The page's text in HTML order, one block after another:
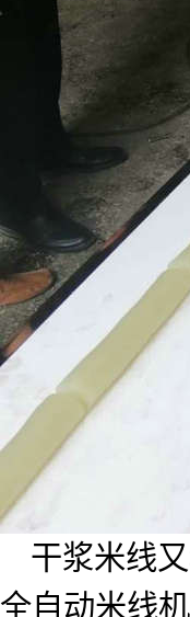
干浆米线
全自动米线